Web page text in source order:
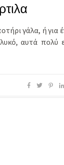
γάλα, ή για
αυτά πολύ